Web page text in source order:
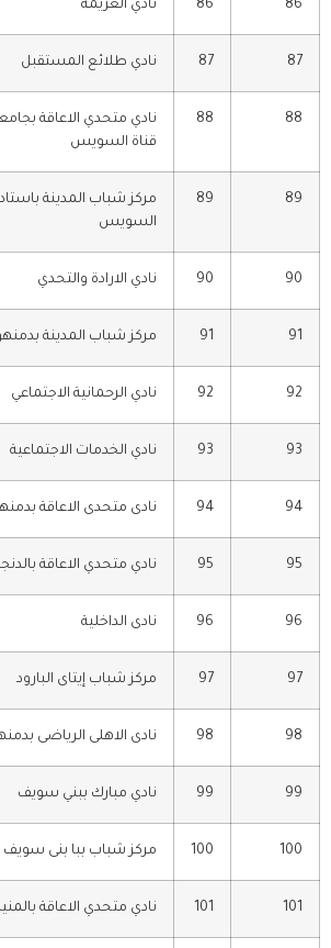
86
86 نادي العزيمة
87
87 نادي طلائع المستقبل
88
88
نادي متحدي الاعاقة
قناة السويس
89
89
مركز شباب المدينة باستاد
السويس
90
90 نادي الارادة والتحدي
91
91 مركز شباب المدينة
92
92 نادي الرحمانية الاجتماعي
93
93 نادي الخدمات الاجتماعية
94
94 نادى متحدى الاعاقة
95
95 نادي متحدي الاعاقة
96
96 نادى الداخلية
97
97 مركز شباب إيتاى البارود
98
98 نادى الاهلى الرياضى
99
99 نادي مبارك ببني سويف
100
100 مركز شباب ببا بنى سويف
101
101 نادي متحدي الاعاقة بالمنيا